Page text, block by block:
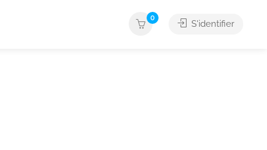
0
S'identifier